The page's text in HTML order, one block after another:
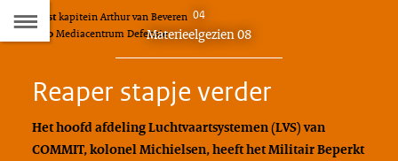
04
Dit
artikel
bij:
Materieelgezien 08
Tekstkapitein Arthur van Beveren
FotoMediacentrum Defensie
Reaper stapje verder
Het hoofd afdeling Luchtvaartsystemen (LVS) van
COMMIT, kolonel Michielsen, heeft het Militair Beperkt
Naar
de
Inhoudsopgave